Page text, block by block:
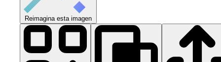
Reimagina esta imagen